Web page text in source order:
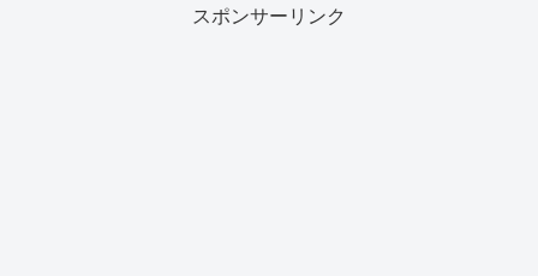
スポンサーリンク